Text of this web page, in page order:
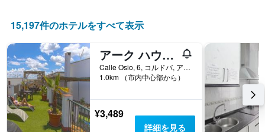
15,197件のホテルをすべて表示
アーク ハウス コルドバ
Calle Osio, 6, コルドバ, アンダルシア州, スペイン
1.0km （市内中心部から）
¥3,489
詳細を見る